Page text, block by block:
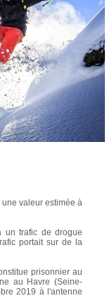
valeur estimée à
un trafic de drogue
portait sur de la
prisonnier au
au Havre (Seine-
2019 à l'antenne